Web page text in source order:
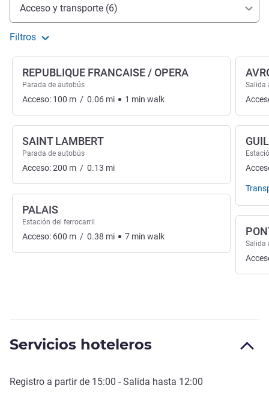
Acceso y transporte (6)
Filtros
REPUBLIQUE FRANCAISE / OPERA
Parada de autobús
Acceso: 100 m / 0.06 mi 1 min walk
SAINT LAMBERT
Parada de autobús
Acceso:200 m / 0.13 mi
PALAIS
Estación del ferrocarril
Acceso: 600 m / 0.38 mi 7 min walk
Salida
Salida
Servicios hoteleros
Registro a partir de 15:00 - Salida hasta 12:00